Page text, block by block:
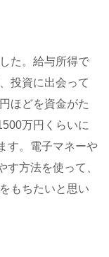
た。給与所得で
投資に出会って
ほどを資金がた
万円くらいに
す。電子マネーや
方法を使って、
もちたいと思い